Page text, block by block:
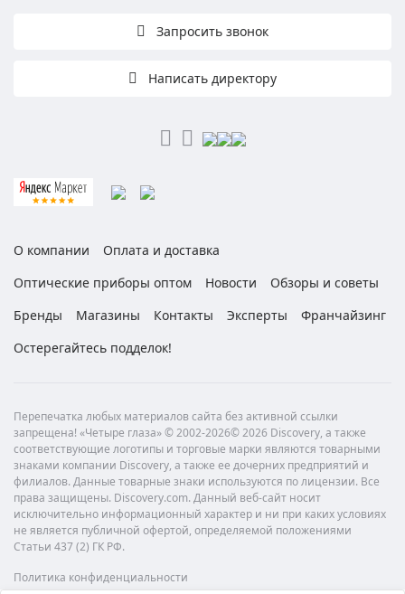
Запросить звонок
Написать директору
О компании
Оплата и доставка
Оптические приборы оптом
Новости
Обзоры и советы
Бренды
Магазины Контакты Эксперты
Франчайзинг
Остерегайтесь подделок!
Перепечатка любых материалов сайта без активной ссылки
запрещена! «Четыре глаза» © 2002-2026© 2026 Discovery, а также
соответствующие логотипы и торговые марки являются товарными
знаками компании Discovery, а также ее дочерних предприятий и
филиалов. Данные товарные знаки используются по лицензии. Все
права защищены. Discovery.com. Данный веб-сайт носит
исключительно информационный характер и ни при каких условиях
не является публичной офертой, определяемой положениями
Статьи 437 (2) ГК РФ.
Политика конфиденциальности